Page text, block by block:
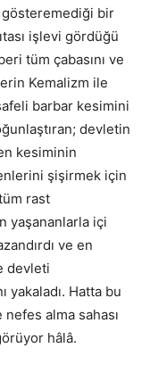
bir
işlevi gördüğü
tüm çabasını ve
Kemalizm ile
barbar kesimini
devletin
kesiminin
şişirmek için
rast
yaşananlarla içi
ve en
devleti
yakaladı. Hatta bu
alma sahası
hâlâ.